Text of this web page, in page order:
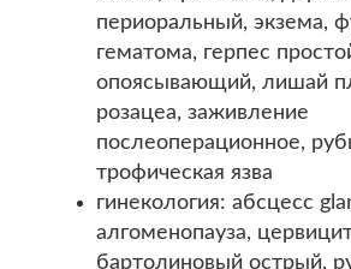
периоральный, экзема,
гематома, герпес
опоясывающий, лишай
розацеа, заживление
послеоперационное,
трофическая язва
гинекология: абсцесс
алгоменопауза,
бартолиновый острый,